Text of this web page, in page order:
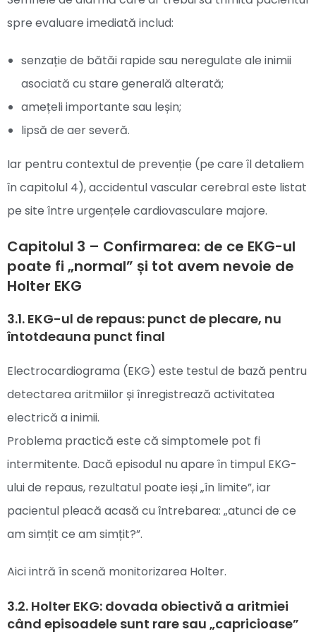
spre evaluare imediată includ:
senzație de bătăi rapide sau neregulate ale inimii
asociată cu stare generală alterată;
amețeli importante sau leșin;
lipsă de aer severă.
Iar pentru contextul de prevenție (pe care îl detaliem
în capitolul 4), accidentul vascular cerebral este listat
pe site între urgențele cardiovasculare majore.
Capitolul 3 – Confirmarea: de ce EKG-ul
poate fi „normal” și tot avem nevoie de
Holter EKG
3.1. EKG-ul de repaus: punct de plecare, nu
întotdeauna punct final
Electrocardiograma (EKG) este testul de bază pentru
detectarea aritmiilor și înregistrează activitatea
electrică a inimii.
Problema practică este că simptomele pot fi
intermitente. Dacă episodul nu apare în timpul EKG-
ului de repaus, rezultatul poate ieși „în limite”, iar
pacientul pleacă acasă cu întrebarea: „atunci de ce
am simțit ce am simțit?”.
Aici intră în scenă monitorizarea Holter.
3.2. Holter EKG: dovada obiectivă a aritmiei
când episoadele sunt rare sau „capricioase”